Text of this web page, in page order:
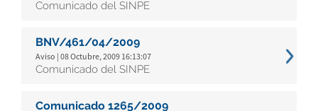
Comunicado del SINPE
BNV/461/04/2009
Aviso | 08 Octubre, 2009 16:13:07
Comunicado del SINPE
Comunicado 1265/2009